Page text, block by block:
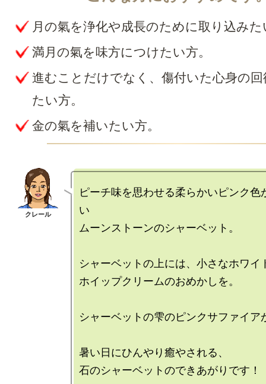
月の氣を浄化や成長のために取り込みた
満月の氣を味方につけたい方。
進むことだけでなく、傷付いた心身の
たい方。
金の氣を補いたい方。
ピーチ味を思わせる柔らかいピンク色
い
ムーンストーンのシャーベット。
シャーベットの上には、小さなホワイ
ホイップクリームのおめかしを。
シャーベットの雫のピンクサファイア
暑い日にひんやり癒やされる、